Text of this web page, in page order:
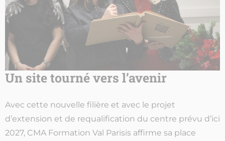
Un site tourné vers l’avenir
Avec cette nouvelle filière et avec le projet
d’extension et de requalification du centre prévu d’ici
2027, CMA Formation Val Parisis affirme sa place